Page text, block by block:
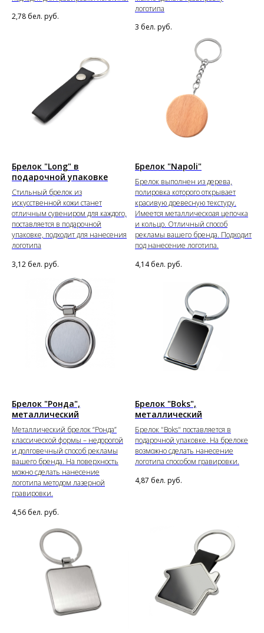
2,78 бел. руб.
логотипа
3 бел. руб.
Брелок "Long" в
подарочной упаковке
Стильный брелок из
искусственной кожи станет
отличным сувениром для каждого,
поставляется в подарочной
упаковке, подходит для нанесения
логотипа
3,12 бел. руб.
Брелок "Napoli"
Брелок выполнен из дерева,
полировка которого открывает
красивую древесную текстуру.
Имеется металлическоая цепочка
и кольцо. Отличный способ
рекламы вашего бренда. Подходит
под нанесение логотипа.
4,14 бел. руб.
Брелок "Ронда",
металлический
Металлический брелок “Ронда”
классической формы – недорогой
и долговечный способ рекламы
вашего бренда. На поверхность
можно сделать нанесение
логотипа методом лазерной
гравировки.
4,56 бел. руб.
Брелок "Boks",
металлический
Брелок "Boks" поставляется в
подарочной упаковке. На брелоке
возможно сделать нанесение
логотипа способом гравировки.
4,87 бел. руб.